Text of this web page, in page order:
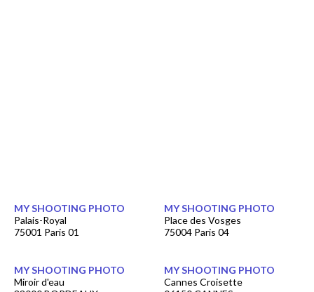
MY SHOOTING PHOTO
Palais-Royal
75001 Paris 01
MY SHOOTING PHOTO
Place des Vosges
75004 Paris 04
MY SHOOTING PHOTO
Miroir d'eau
MY SHOOTING PHOTO
Cannes Croisette